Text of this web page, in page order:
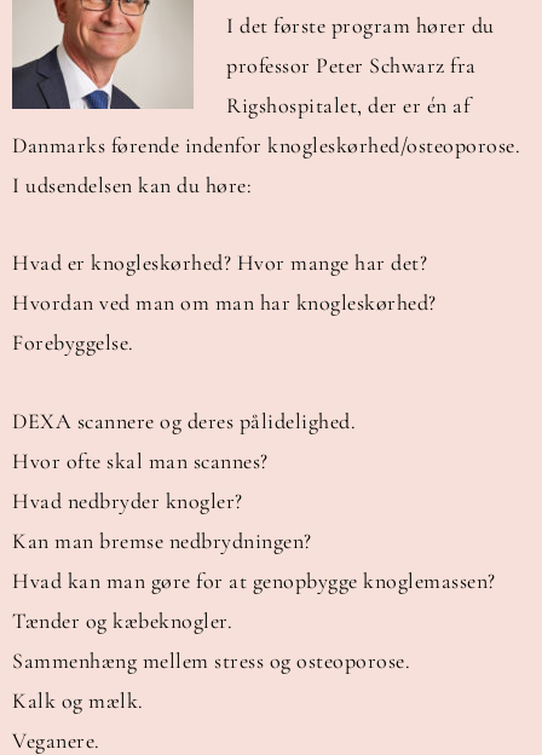
I det første program hører du
professor Peter Schwarz fra
Rigshospitalet, der er én af
Danmarks førende indenfor knogleskørhed/osteoporose.
I udsendelsen kan du høre:
Hvad er knogleskørhed? Hvor mange har det?
Hvordan ved man om man har knogleskørhed?
Forebyggelse.
DEXA scannere og deres pålidelighed.
Hvor ofte skal man scannes?
Hvad nedbryder knogler?
Kan man bremse nedbrydningen?
Hvad kan man gøre for at genopbygge knoglemassen?
Tænder og kæbeknogler.
Sammenhæng mellem stress og osteoporose.
Kalk og mælk.
Veganere.